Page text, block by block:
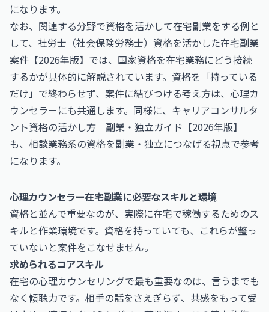
になります。
なお、関連する分野で資格を活かして在宅副業をする例と
して、 社労士（社会保険労務士）資格を活かした在宅副業
案件【2026年版】 では、国家資格を在宅業務にどう接続
するかが具体的に解説されています。資格を「持っている
だけ」で終わらせず、案件に結びつける考え方は、心理カ
ウンセラーにも共通します。同様に、 キャリアコンサルタ
ント資格の活かし方｜副業・独立ガイド【2026年版】
も、相談業務系の資格を副業・独立につなげる視点で参考
になります。
心理カウンセラー在宅副業に必要なスキルと環境
資格と並んで重要なのが、実際に在宅で稼働するためのス
キルと作業環境です。資格を持っていても、これらが整っ
ていないと案件をこなせません。
求められるコアスキル
在宅の心理カウンセリングで最も重要なのは、言うまでも
なく傾聴力です。相手の話をさえぎらず、共感をもって受